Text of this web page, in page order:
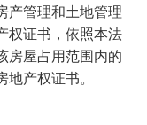
产管理和土地管理
权证书，依照本法
房屋占用范围内的
产权证书。